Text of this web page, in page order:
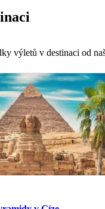
výletů v destinaci od